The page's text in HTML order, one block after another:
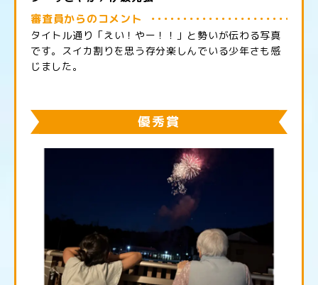
審査員からのコメント
タイトル通り「えい！やー！！」と勢いが伝わる写真
です。スイカ割りを思う存分楽しんでいる少年さも感
じました。
優秀賞